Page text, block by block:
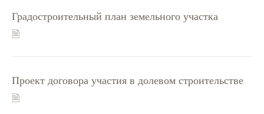
Градостроительный план земельного участка
🗎
Проект договора участия в долевом строительстве
🗎